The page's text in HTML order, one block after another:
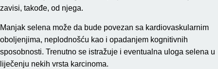
zavisi, takođe, od njega.
Manjak selena može da bude povezan sa kardiovaskularnim
oboljenjima, neplodnošću kao i opadanjem kognitivnih
sposobnosti. Trenutno se istražuje i eventualna uloga selena u
liječenju nekih vrsta karcinoma.